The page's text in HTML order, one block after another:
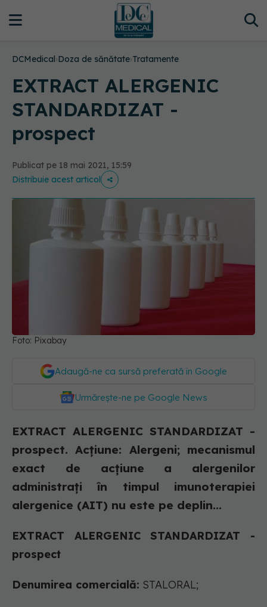
DCMedical›Doza de sănătate›Tratamente
EXTRACT ALERGENIC
STANDARDIZAT -
prospect
Publicat pe 18 mai 2021, 15:59
Distribuie acest articol
Foto: Pixabay
Adaugă-ne ca sursă preferată în Google
Urmărește-ne pe Google News
EXTRACT ALERGENIC STANDARDIZAT -
prospect. Acţiune: Alergeni; mecanismul
exact de acţiune a alergenilor
administraţi în timpul imunoterapiei
alergenice (AIT) nu este pe deplin...
EXTRACT ALERGENIC STANDARDIZAT -
prospect
Denumirea comercială: STALORAL;